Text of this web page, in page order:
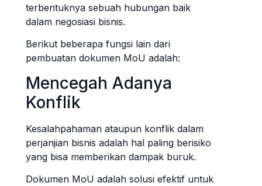
terbentuknya sebuah hubungan baik
dalam negosiasi bisnis.
Berikut beberapa fungsi lain dari
pembuatan dokumen MoU adalah:
Mencegah Adanya
Konflik
Kesalahpahaman ataupun konflik dalam
perjanjian bisnis adalah hal paling berisiko
yang bisa memberikan dampak buruk.
Dokumen MoU adalah solusi efektif untuk